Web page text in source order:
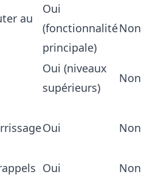
au
Oui
(fonctionnalité
principale)
Non
Oui (niveaux
supérieurs)
Non
Oui Non
Oui
Non